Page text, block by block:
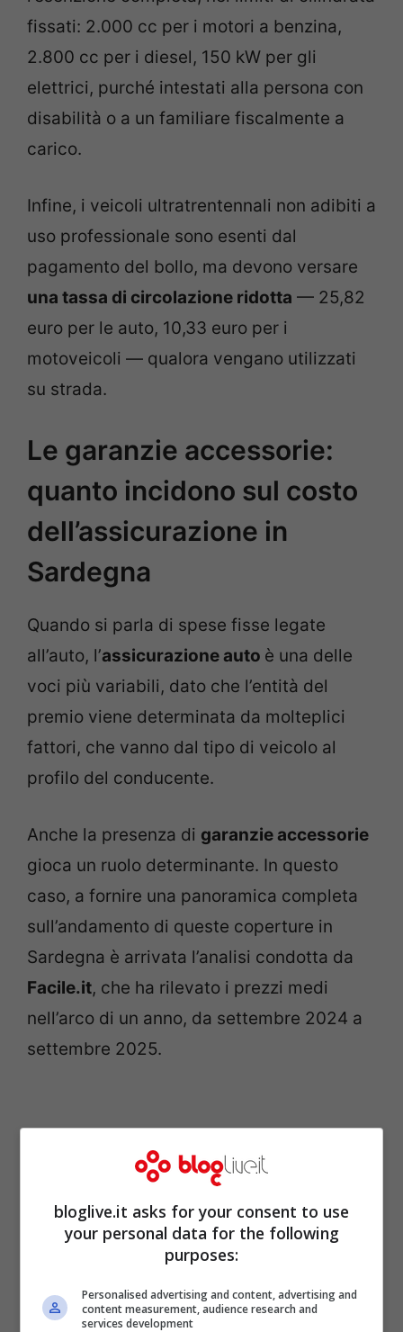
fissati: 2.000 cc per i motori a benzina,
2.800 cc per i diesel, 150 kW per gli
elettrici, purché intestati alla persona con
disabilità o a un familiare fiscalmente a
carico.
Infine, i veicoli ultratrentennali non adibiti a
uso professionale sono esenti dal
pagamento del bollo, ma devono versare
una tassa di circolazione ridotta — 25,82
euro per le auto, 10,33 euro per i
motoveicoli — qualora vengano utilizzati
su strada.
Le garanzie accessorie:
quanto incidono sul costo
dell’assicurazione in
Sardegna
Quando si parla di spese fisse legate
all’auto, l’assicurazione auto è una delle
voci più variabili, dato che l’entità del
premio viene determinata da molteplici
fattori, che vanno dal tipo di veicolo al
profilo del conducente.
Anche la presenza di garanzie accessorie
gioca un ruolo determinante. In questo
caso, a fornire una panoramica completa
sull’andamento di queste coperture in
Sardegna è arrivata l’analisi condotta da
Facile.it, che ha rilevato i prezzi medi
nell’arco di un anno, da settembre 2024 a
settembre 2025.
bloglive.it asks for your consent to use
your personal data for the following
purposes:
Personalised advertising and content, advertising and
content measurement, audience research and
services development